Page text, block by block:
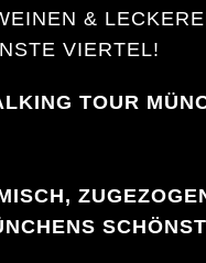
&
VIERTEL!
TOUR